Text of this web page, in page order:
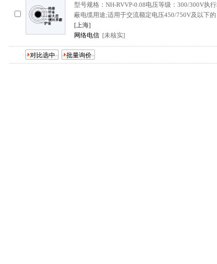
型号规格：NH-RVVP-0.08电压等级：300/300V执
蔽电缆用途;适用于交流额定电压450/750V及以下的
[上海]
网络电信 [未核实]